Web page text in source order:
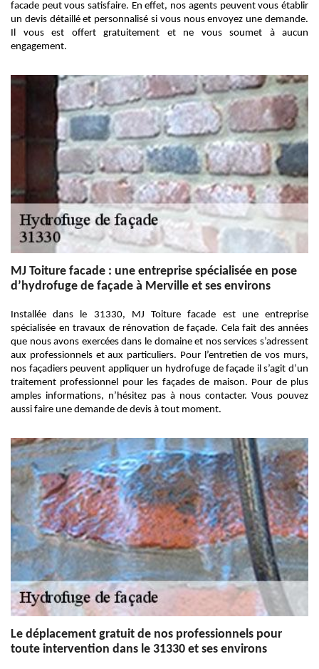
facade peut vous satisfaire. En effet, nos agents peuvent vous établir
un devis détaillé et personnalisé si vous nous envoyez une demande.
Il vous est offert gratuitement et ne vous soumet à aucun
engagement.
MJ Toiture facade : une entreprise spécialisée en pose
d’hydrofuge de façade à Merville et ses environs
Installée dans le 31330, MJ Toiture facade est une entreprise
spécialisée en travaux de rénovation de façade. Cela fait des années
que nous avons exercées dans le domaine et nos services s’adressent
aux professionnels et aux particuliers. Pour l’entretien de vos murs,
nos façadiers peuvent appliquer un hydrofuge de façade il s’agit d’un
traitement professionnel pour les façades de maison. Pour de plus
amples informations, n’hésitez pas à nous contacter. Vous pouvez
aussi faire une demande de devis à tout moment.
Le déplacement gratuit de nos professionnels pour
toute intervention dans le 31330 et ses environs